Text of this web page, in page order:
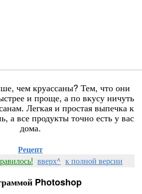
чем круассаны? Тем, что они
и проще, а по вкусу ничуть
Легкая и простая выпечка к
а все продукты точно есть у вас
дома.
Рецепт
вверх^ к полной версии
Photoshop